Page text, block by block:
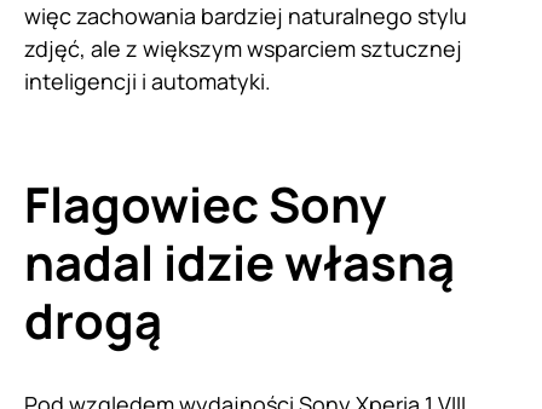
więc zachowania bardziej naturalnego stylu
zdjęć, ale z większym wsparciem sztucznej
inteligencji i automatyki.
Flagowiec Sony
nadal idzie własną
drogą